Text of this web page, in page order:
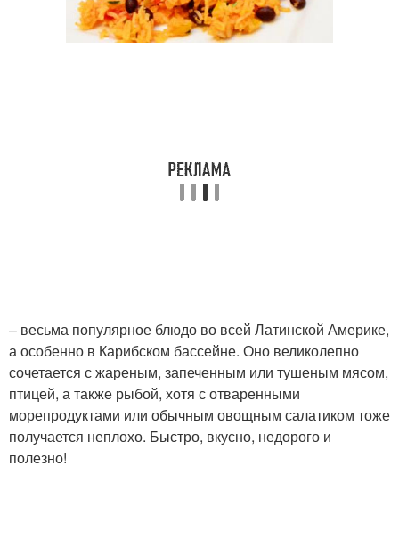
соусе
фасоль
– весьма популярное блюдо во всей Латинской Америке,
а особенно в Карибском бассейне. Оно великолепно
сочетается с жареным, запеченным или тушеным мясом,
птицей, а также рыбой, хотя с отваренными
морепродуктами или обычным овощным салатиком тоже
получается неплохо. Быстро, вкусно, недорого и
полезно!